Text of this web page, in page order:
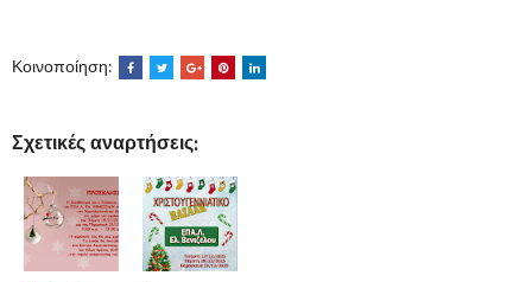
Κοινοποίηση:
Σχετικές αναρτήσεις: